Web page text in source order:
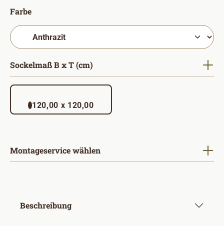
Farbeauswählen
Sockelmaß B x T (cm)
120,00 x 120,00
Montageservice wählen
Beschreibung